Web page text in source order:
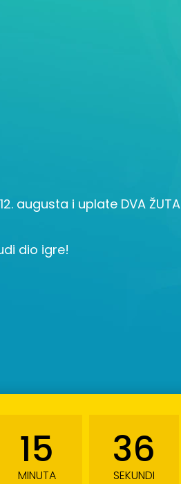
augusta i uplate DVA ŽUTA
dio igre!
15
MINUTA
34
SEKUNDI